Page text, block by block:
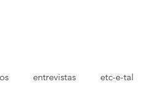
entrevistas etc-e-tal